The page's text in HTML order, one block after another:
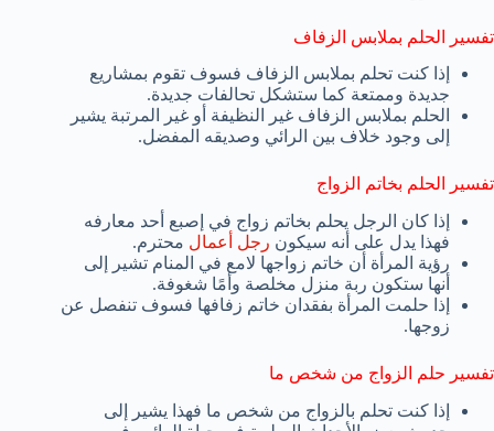
تفسير الحلم بملابس الزفاف
إذا كنت تحلم بملابس الزفاف فسوف تقوم بمشاريع
جديدة وممتعة كما ستشكل تحالفات جديدة.
الحلم بملابس الزفاف غير النظيفة أو غير المرتبة يشير
إلى وجود خلاف بين الرائي وصديقه المفضل.
تفسير الحلم بخاتم الزواج
إذا كان الرجل يحلم بخاتم زواج في إصبع أحد معارفه
فهذا يدل على أنه سيكون رجل أعمال محترم.
رؤية المرأة أن خاتم زواجها لامع في المنام تشير إلى
أنها ستكون ربة منزل مخلصة وأمًا شغوفة.
إذا حلمت المرأة بفقدان خاتم زفافها فسوف تنفصل عن
زوجها.
تفسير حلم الزواج من شخص ما
إذا كنت تحلم بالزواج من شخص ما فهذا يشير إلى